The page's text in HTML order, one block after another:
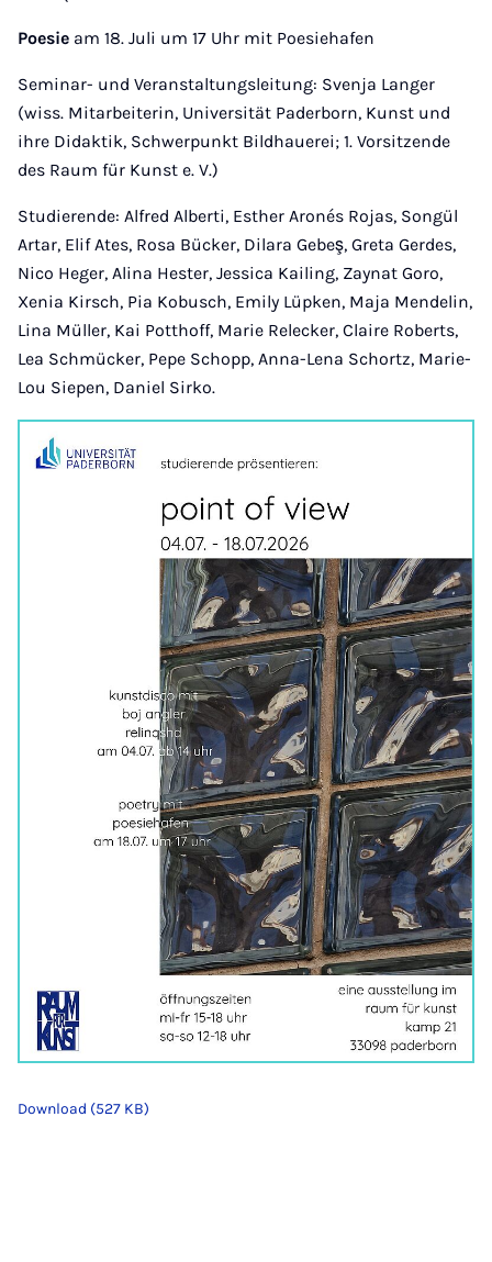
Poesie am 18. Juli um 17 Uhr mit Poesiehafen
Seminar- und Veranstaltungsleitung: Svenja Langer
(wiss. Mitarbeiterin, Universität Paderborn, Kunst und
ihre Didaktik, Schwerpunkt Bildhauerei; 1. Vorsitzende
des Raum für Kunst e. V.)
Studierende: Alfred Alberti, Esther Aronés Rojas, Songül
Artar, Elif Ates, Rosa Bücker, Dilara Gebeş, Greta Gerdes,
Nico Heger, Alina Hester, Jessica Kailing, Zaynat Goro,
Xenia Kirsch, Pia Kobusch, Emily Lüpken, Maja Mendelin,
Lina Müller, Kai Potthoff, Marie Relecker, Claire Roberts,
Lea Schmücker, Pepe Schopp, Anna-Lena Schortz, Marie-
Lou Siepen, Daniel Sirko.
Download (527 KB)